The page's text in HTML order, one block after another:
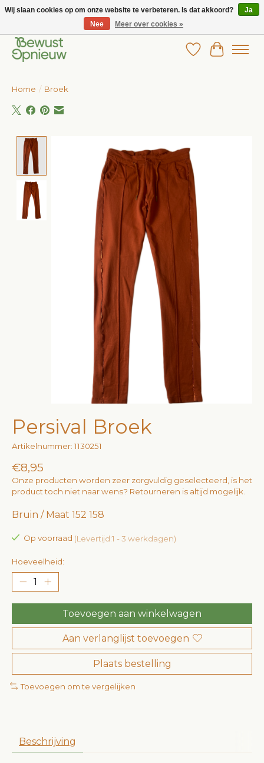
Wij bieden het grootste aanbod in betaalbare kinderkleding!
Verlanglijst
Home / Broek
Persival Broek
Artikelnummer: 1130251
€8,95
Onze producten worden zeer zorgvuldig geselecteerd, is het
product toch niet naar wens? Retourneren is altijd mogelijk.
Bruin / Maat 152 158
Op voorraad (Levertijd:1 - 3 werkdagen)
Hoeveelheid:
Toevoegen aan winkelwagen
Aan verlanglijst toevoegen
Plaats bestelling
Toevoegen om te vergelijken
Beschrijving
Wij slaan cookies op om onze website te verbeteren. Is dat akkoord?
Ja
Nee
Meer over cookies »